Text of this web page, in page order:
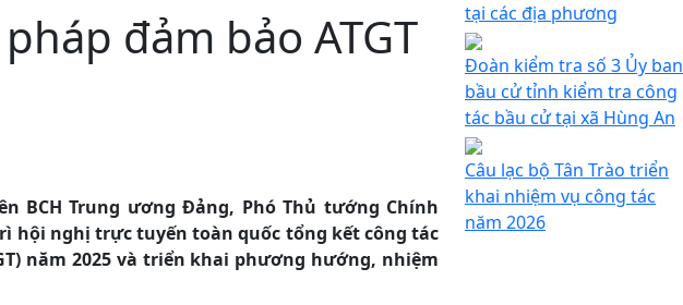
đảm bảo ATGT
BCH Trung ương Đảng, Phó Thủ tướng Chính
hội nghị trực tuyến toàn quốc tổng kết công tác
năm 2025 và triển khai phương hướng, nhiệm
tại các địa phương
Đoàn kiểm tra số 3 Ủy ban
bầu cử tỉnh kiểm tra công
tác bầu cử tại xã Hùng An
Câu lạc bộ Tân Trào triển
khai nhiệm vụ công tác
năm 2026